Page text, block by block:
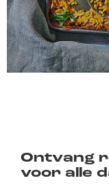
Ontvang
voor alle